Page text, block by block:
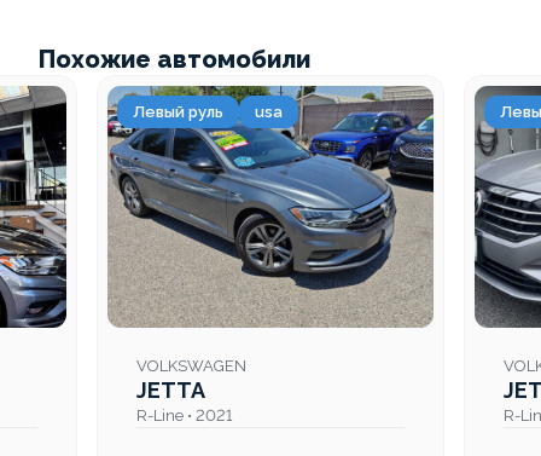
Похожие автомобили
Левый руль usa
VOLKSWAGEN
JETTA
R-Line • 2021 R-